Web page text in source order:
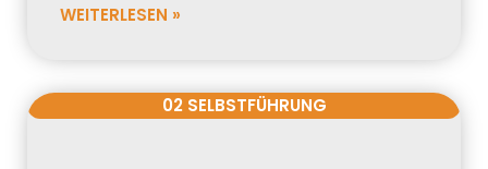
WEITERLESEN »
02 SELBSTFÜHRUNG